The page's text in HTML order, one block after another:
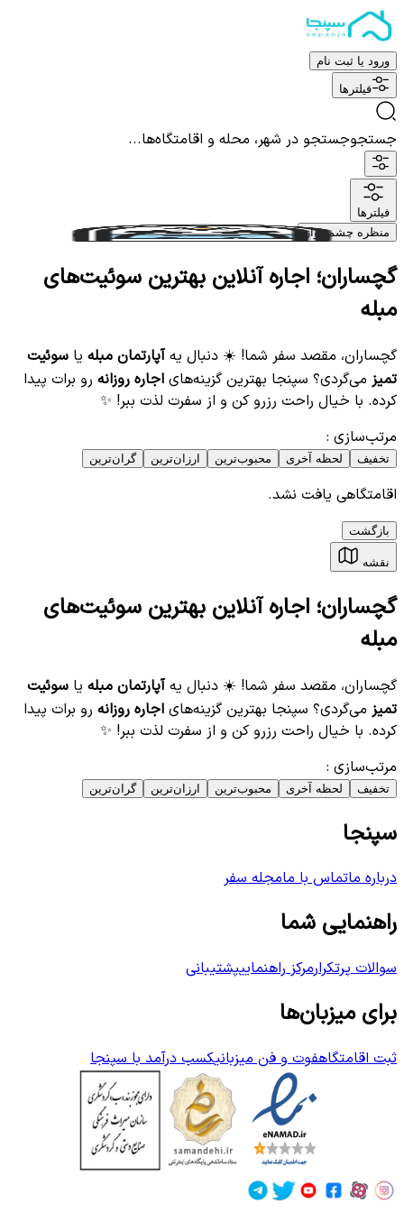
ورود یا ثبت نام
فیلترها
جستجوجستجو در شهر، محله و اقامتگاه‌ها...
فیلترها
منظره چشم نواز
گچساران؛ اجاره آنلاین بهترین سوئیت‌های
مبله
گچساران، مقصد سفر شما! ☀️ دنبال یهآپارتمان مبله یا سوئیت
تمیز می‌گردی؟ سپنجا بهترین گزینه‌های اجاره روزانه رو برات پیدا
کرده. با خیال راحت رزرو کن و از سفرت لذت ببر! ✨
مرتب‌سازی :
تخفیف لحظه آخری محبوب‌ترین ارزان‌ترین گران‌ترین
اقامتگاهی یافت نشد.
بازگشت
نقشه
گچساران؛ اجاره آنلاین بهترین سوئیت‌های
مبله
گچساران، مقصد سفر شما! ☀️ دنبال یهآپارتمان مبله یا سوئیت
تمیز می‌گردی؟ سپنجا بهترین گزینه‌های اجاره روزانه رو برات پیدا
کرده. با خیال راحت رزرو کن و از سفرت لذت ببر! ✨
مرتب‌سازی :
تخفیف لحظه آخری محبوب‌ترین ارزان‌ترین گران‌ترین
سپنجا
درباره ماتماس با مامجله سفر
راهنمایی شما
سوالات پرتکرارمرکز راهنماییپشتیبانی
برای میزبان‌ها
ثبت اقامتگاهفوت و فن میزبانیکسب درآمد با سپنجا